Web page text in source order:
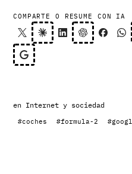
COMPARTE O RESUME CON IA
en Internet y sociedad
#coches #formula-2